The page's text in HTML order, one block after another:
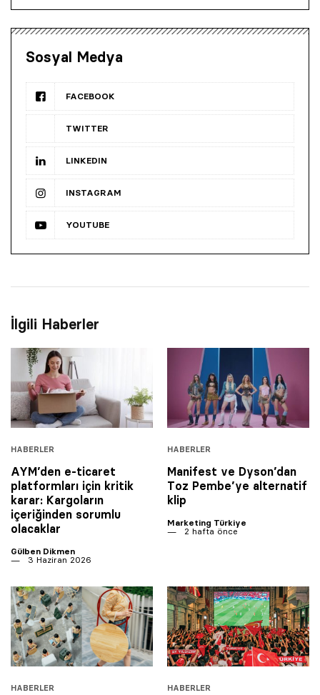
Sosyal Medya
FACEBOOK
TWITTER
LINKEDIN
INSTAGRAM
YOUTUBE
İlgili Haberler
HABERLER
AYM’den e-ticaret
platformları için kritik
karar: Kargoların
içeriğinden sorumlu
olacaklar
Gülben Dikmen
3 Haziran 2026
HABERLER
Manifest ve Dyson’dan
Toz Pembe’ye alternatif
klip
Marketing Türkiye
2 hafta önce
HABERLER HABERLER